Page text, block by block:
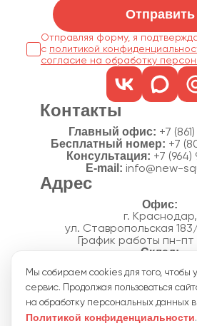
Отправить
Отправляя форму, я
с политикой
согласие на обработку
Контакты
Главный офис: +7
Бесплатный номер: +7
Консультация: +7
E-mail: info@new-
Адрес
г. Краснодар,
ул. Ставропольская 183/
График работы пн-пт
п. Новознаменский,
График работы склада
Акции
Политика
Мы собираем cookies для того, чтобы
сервис. Продолжая пользоваться
на обработку персональных данных в
Политикой конфиденциальности.